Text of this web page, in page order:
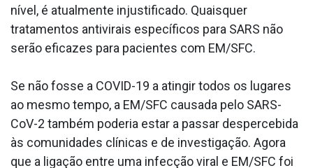
nível, é atualmente injustificado. Quaisquer
tratamentos antivirais específicos para SARS não
serão eficazes para pacientes com EM/SFC.
Se não fosse a COVID-19 a atingir todos os lugares
ao mesmo tempo, a EM/SFC causada pelo SARS-
CoV-2 também poderia estar a passar despercebida
às comunidades clínicas e de investigação. Agora
que a ligação entre uma infecção viral e EM/SFC foi